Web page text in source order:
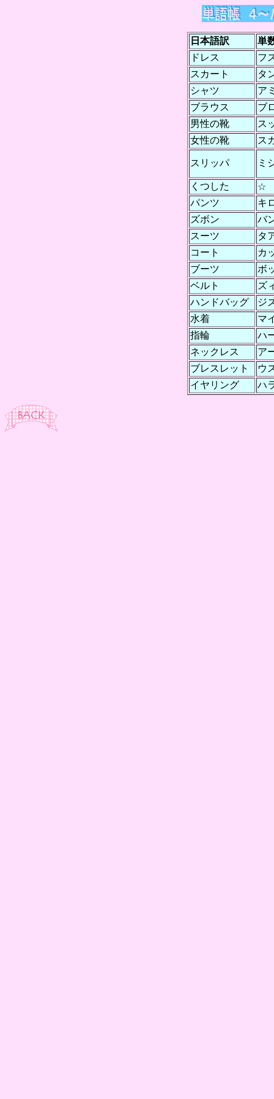
日本語訳
単
ドレス
フ
スカート
タ
シャツ
ア
ブラウス
ブ
男性の靴
ス
女性の靴
ス
スリッパ ミ
くつした
☆
パンツ
キ
ズボン
バ
スーツ
タ
コート
カ
ブーツ
ボ
ベルト
ズ
ハンドバッグ
ジ
水着
マ
指輪
ハ
ネックレス
ア
ブレスレット
ウ
イヤリング
ハ